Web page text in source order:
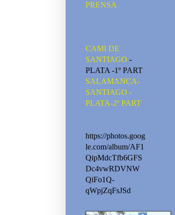
PRENSA
CAMI DE
SANTIAGO -
PLATA -1º PART
SALAMANCA-
SANTIAGO -
PLATA-2º PART
https://photos.goog
le.com/album/AF1
QipMdcTfb6GFS
Dc4vwRDVNW
QiFo1Q-
qWpjZqFsJSd